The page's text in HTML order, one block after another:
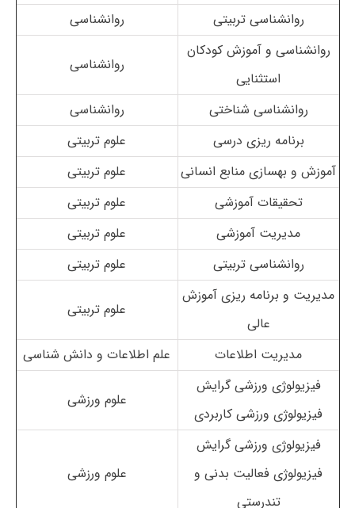
روانشناسی تربیتی
روانشناسی
روانشناسی و آموزش کودکان
استثنایی
روانشناسی
روانشناسی شناختی
روانشناسی
برنامه ریزی درسی
علوم تربیتی
آموزش و بهسازی منابع انسانی
علوم تربیتی
تحقیقات آموزشی
علوم تربیتی
مدیریت آموزشی
علوم تربیتی
روانشناسی تربیتی
علوم تربیتی
مدیریت و برنامه ریزی آموزش
عالی
علوم تربیتی
مدیریت اطلاعات
علم اطلاعات و دانش شناسی
فیزیولوژی ورزشی گرایش
فیزیولوژی ورزشی کاربردی
علوم ورزشی
فیزیولوژی ورزشی گرایش
فیزیولوژی فعالیت بدنی و
تندرستی
علوم ورزشی